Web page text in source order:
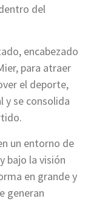
del
encabezado
para atraer
el deporte,
y se consolida
un entorno de
bajo la visión
en grande y
generan